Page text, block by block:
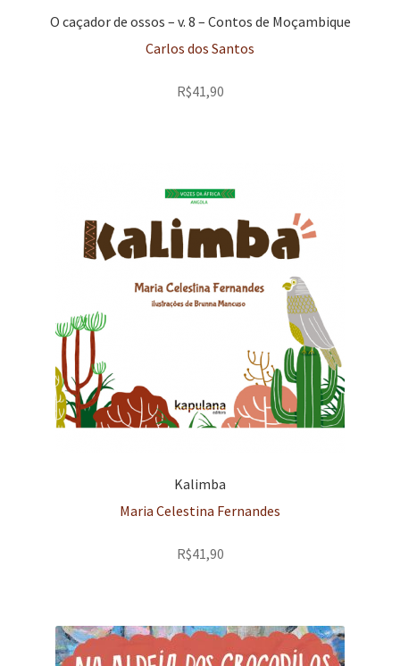
O caçador de ossos – v. 8 – Contos de Moçambique
Carlos dos Santos
R$41,90
Kalimba
Maria Celestina Fernandes
R$41,90